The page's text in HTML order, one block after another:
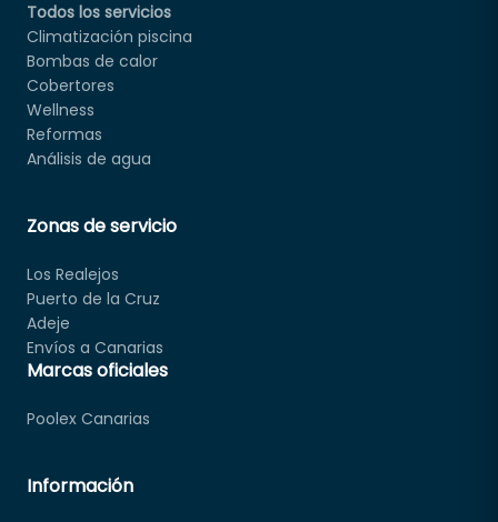
Todos los servicios
Climatización piscina
Bombas de calor
Cobertores
Wellness
Reformas
Análisis de agua
Zonas de servicio
Los Realejos
Puerto de la Cruz
Adeje
Envíos a Canarias
Marcas oficiales
Poolex Canarias
Información